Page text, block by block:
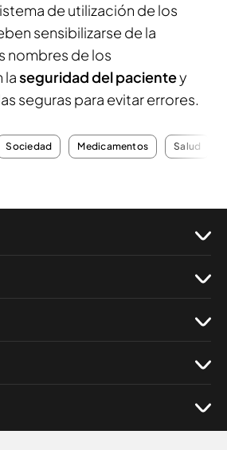
de utilización de los
sensibilizarse de la
nombres de los
laseguridad del pacientey
seguras para evitar errores.
Sociedad Medicamentos Salud